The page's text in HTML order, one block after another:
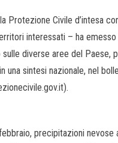
Protezione Civile d’intesa
interessati – ha emesso
diverse aree del Paese,
sintesi nazionale, nel
precipitazioni nevose